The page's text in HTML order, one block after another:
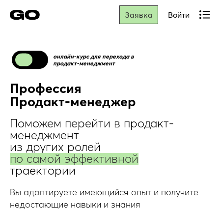
Заявка Войти
онлайн-курс для перехода в
продакт-менеджмент
Профессия
Продакт-менеджер
Поможем перейти в продакт-
менеджмент
из других ролей
по самой эффективной
траектории
Вы адаптируете имеющийся опыт и получите
недостающие навыки и знания